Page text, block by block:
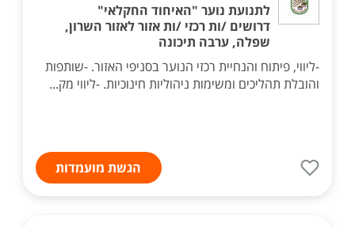
לתנועת נוער "האיחוד החקלאי"
דרושים /ות רכזי /ות אזור לאזור השרון,
שפלה, ערבה תיכונה
-ליווי, פיתוח והנחיית רכזי הנוער בסניפי האזור. -שותפות
והובלת תהליכים ומשימות ניהוליות חינוכיות. -ליווי מק...
הגשת מועמדות